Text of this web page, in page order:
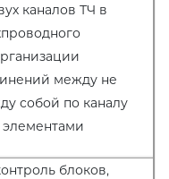
каналов ТЧ в
между не
собой по каналу
блоков,